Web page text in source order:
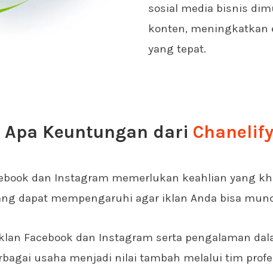
sosial media bisnis
konten, meningkatkan
yang tepat.
Apa Keuntungan dari Chanelify
dan Instagram memerlukan keahlian yang
dapat mempengaruhi agar iklan Anda bisa
Facebook dan Instagram serta pengalaman
usaha menjadi nilai tambah melalui tim